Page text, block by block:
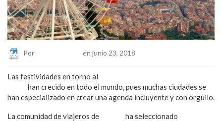
Por en junio 23, 2018
Las festividades en torno al
han crecido en todo el mundo, pues muchas ciudades se
han especializado en crear una agenda incluyente y con orgullo.
La comunidad de viajeros de ha seleccionado